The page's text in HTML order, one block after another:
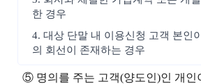
한 경우
4. 대상 단말 내 이용신청 고객 본인
의 회선이 존재하는 경우
⑤ 명의를 주는 고객(양도인)인 개인